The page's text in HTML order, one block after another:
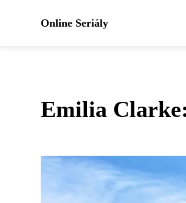
Online Seriály
Emilia